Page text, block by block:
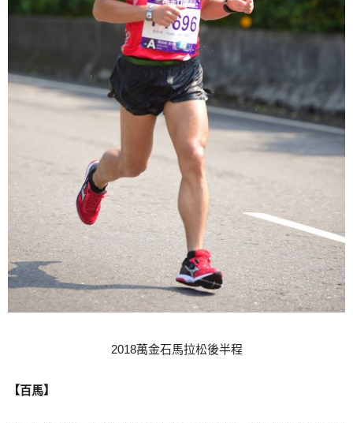
2018萬金石馬拉松後半程
【百馬】